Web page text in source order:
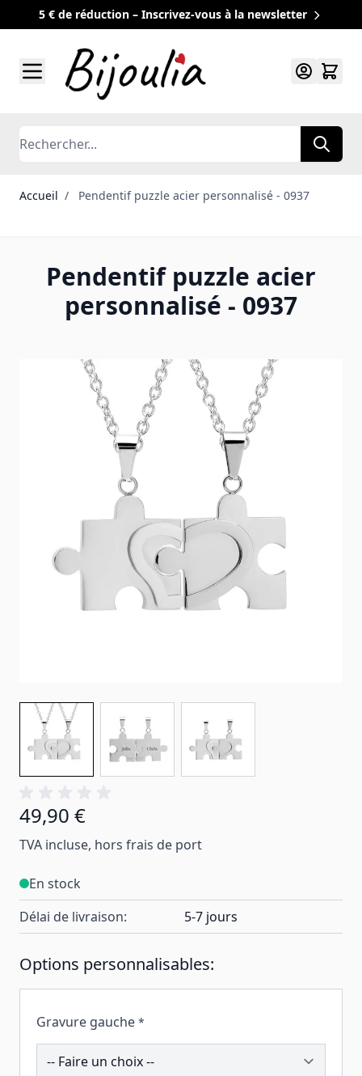
5 € de réduction – Inscrivez-vous à la newsletter
Rechercher
Accueil / Pendentif puzzle acier personnalisé - 0937
Pendentif puzzle acier
personnalisé - 0937
49,90 €
TVA incluse, hors frais de port
En stock
Délai de livraison:
5-7 jours
Options personnalisables:
Gravure gauche *
200589